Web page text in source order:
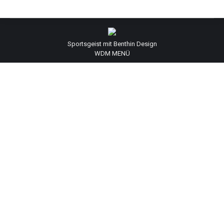
Sportsgeist mit Benthin Design
WDM MENÜ